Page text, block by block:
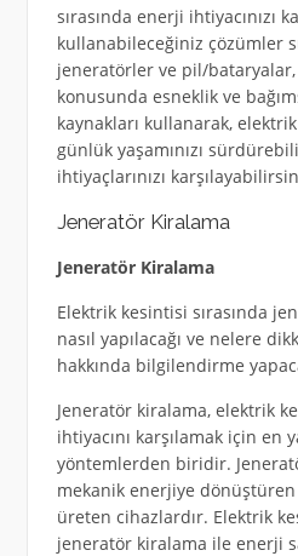
sırasında enerji ihtiyacınızı
kullanabileceğiniz çözümler
jeneratörler ve pil/
konusunda esneklik ve
kaynakları kullanarak,
günlük yaşamınızı
ihtiyaçlarınızı
Jeneratör Kiralama
Jeneratör Kiralama
Elektrik kesintisi sırasında
nasıl yapılacağı ve nelere
hakkında bilgilendirme
Jeneratör kiralama, elektrik
ihtiyacını karşılamak için en
yöntemlerden biridir.
mekanik enerjiye
üreten cihazlardır. Elektrik
jeneratör kiralama ile enerji